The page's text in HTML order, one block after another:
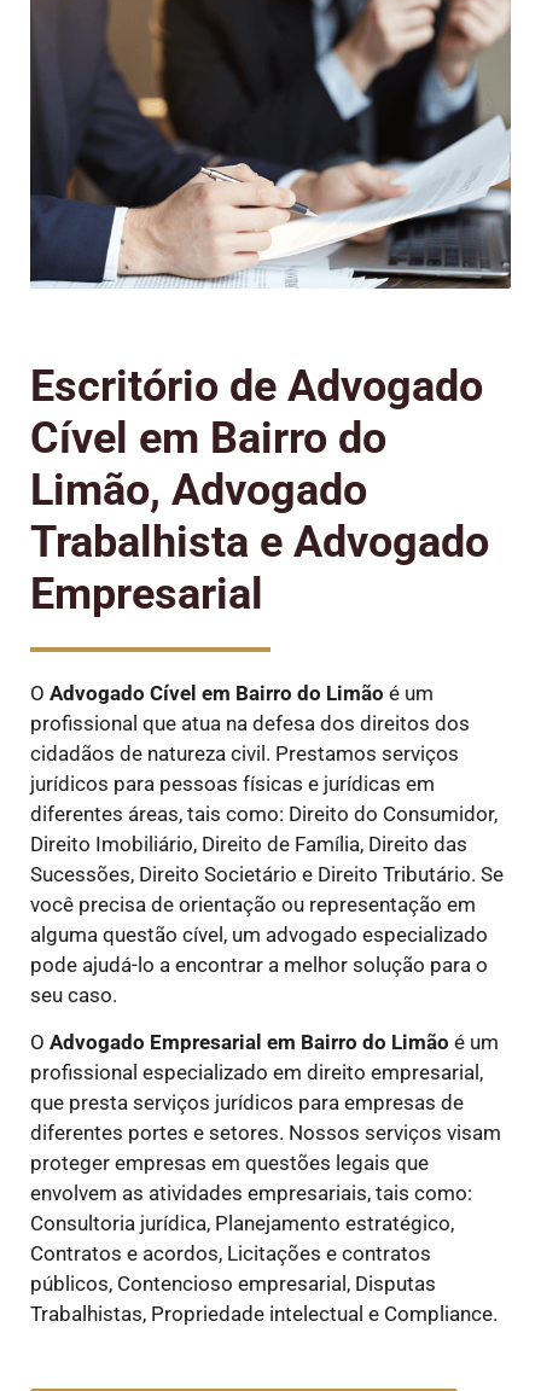
Escritório de Advogado
Cível em Bairro do
Limão, Advogado
Trabalhista e Advogado
Empresarial
O Advogado Cível em Bairro do Limão é um
profissional que atua na defesa dos direitos dos
cidadãos de natureza civil. Prestamos serviços
jurídicos para pessoas físicas e jurídicas em
diferentes áreas, tais como: Direito do Consumidor,
Direito Imobiliário, Direito de Família, Direito das
Sucessões, Direito Societário e Direito Tributário. Se
você precisa de orientação ou representação em
alguma questão cível, um advogado especializado
pode ajudá-lo a encontrar a melhor solução para o
seu caso.
O Advogado Empresarial em Bairro do Limão é um
profissional especializado em direito empresarial,
que presta serviços jurídicos para empresas de
diferentes portes e setores. Nossos serviços visam
proteger empresas em questões legais que
envolvem as atividades empresariais, tais como:
Consultoria jurídica, Planejamento estratégico,
Contratos e acordos, Licitações e contratos
públicos, Contencioso empresarial, Disputas
Trabalhistas, Propriedade intelectual e Compliance.